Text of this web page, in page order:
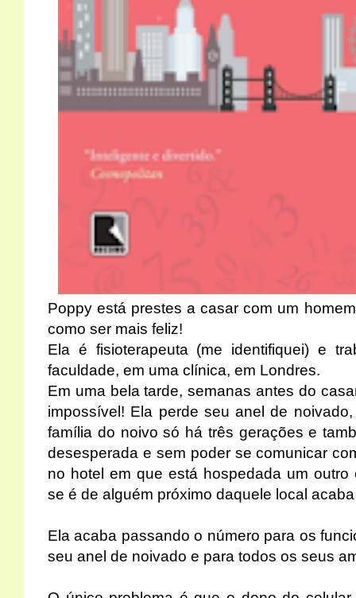
Poppy está prestes a casar com um
como ser mais feliz!
Ela é fisioterapeuta (me identifiquei) e
faculdade, em uma clínica, em Londres.
Em uma bela tarde, semanas antes do
impossível! Ela perde seu anel de
família do noivo só há três gerações e
desesperada e sem poder se comunicar
no hotel em que está hospedada um
se é de alguém próximo daquele local
Ela acaba passando o número para os
seu anel de noivado e para todos os seus